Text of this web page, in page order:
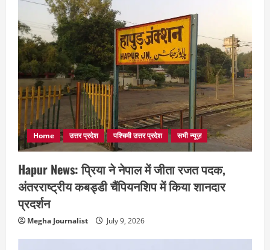
Home उत्तर प्रदेश पश्चिमी उत्तर प्रदेश सभी न्यूज़
Hapur News: प्रिया ने नेपाल में जीता रजत पदक,
अंतरराष्ट्रीय कबड्डी चैंपियनशिप में किया शानदार
प्रदर्शन
Megha Journalist July 9, 2026